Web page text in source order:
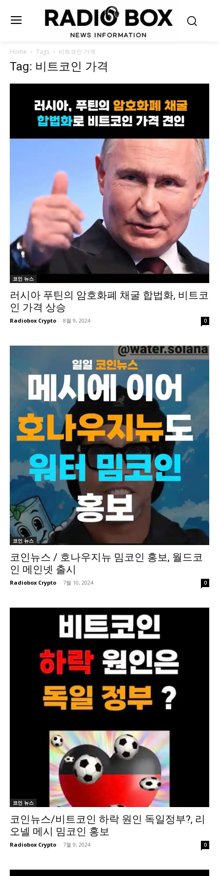
Home Tags 비트코인 가격
Tag: 비트코인 가격
코인 뉴스
러시아 푸틴의 암호화폐 채굴 합법화, 비트코
인 가격 상승
Radiobox Crypto - 8월 9, 2024 0
코인 뉴스
코인뉴스 / 호나우지뉴 밈코인 홍보, 월드코
인 메인넷 출시
Radiobox Crypto - 7월 10, 2024 0
코인 뉴스
코인뉴스/비트코인 하락 원인 독일정부?, 리
오넬 메시 밈코인 홍보
Radiobox Crypto - 7월 9, 2024 0